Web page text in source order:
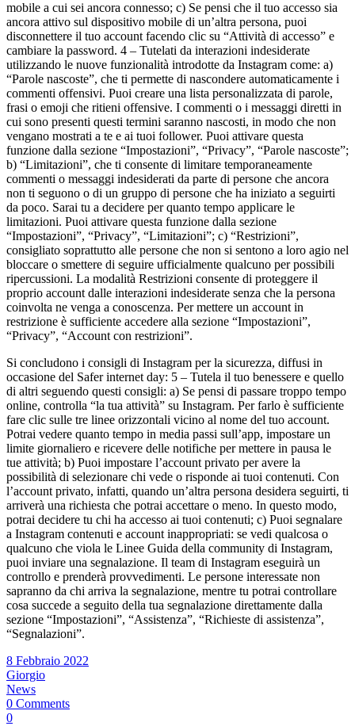
mobile a cui sei ancora connesso; c) Se pensi che il tuo accesso sia
ancora attivo sul dispositivo mobile di un’altra persona, puoi
disconnettere il tuo account facendo clic su “Attività di accesso” e
cambiare la password. 4 – Tutelati da interazioni indesiderate
utilizzando le nuove funzionalità introdotte da Instagram come: a)
“Parole nascoste”, che ti permette di nascondere automaticamente i
commenti offensivi. Puoi creare una lista personalizzata di parole,
frasi o emoji che ritieni offensive. I commenti o i messaggi diretti in
cui sono presenti questi termini saranno nascosti, in modo che non
vengano mostrati a te e ai tuoi follower. Puoi attivare questa
funzione dalla sezione “Impostazioni”, “Privacy”, “Parole nascoste”;
b) “Limitazioni”, che ti consente di limitare temporaneamente
commenti o messaggi indesiderati da parte di persone che ancora
non ti seguono o di un gruppo di persone che ha iniziato a seguirti
da poco. Sarai tu a decidere per quanto tempo applicare le
limitazioni. Puoi attivare questa funzione dalla sezione
“Impostazioni”, “Privacy”, “Limitazioni”; c) “Restrizioni”,
consigliato soprattutto alle persone che non si sentono a loro agio nel
bloccare o smettere di seguire ufficialmente qualcuno per possibili
ripercussioni. La modalità Restrizioni consente di proteggere il
proprio account dalle interazioni indesiderate senza che la persona
coinvolta ne venga a conoscenza. Per mettere un account in
restrizione è sufficiente accedere alla sezione “Impostazioni”,
“Privacy”, “Account con restrizioni”.
Si concludono i consigli di Instagram per la sicurezza, diffusi in
occasione del Saferinternetday: 5 – Tutela il tuo benessere e quello
di altri seguendo questi consigli: a) Se pensi di passare troppo tempo
online, controlla “la tua attività” su Instagram. Per farlo è sufficiente
fare clic sulle tre linee orizzontali vicino al nome del tuo account.
Potrai vedere quanto tempo in media passi sull’app, impostare un
limite giornaliero e ricevere delle notifiche per mettere in pausa le
tue attività; b) Puoi impostare l’account privato per avere la
possibilità di selezionare chi vede o risponde ai tuoi contenuti. Con
l’account privato, infatti, quando un’altra persona desidera seguirti, ti
arriverà una richiesta che potrai accettare o meno. In questo modo,
potrai decidere tu chi ha accesso ai tuoi contenuti; c) Puoi segnalare
a Instagram contenuti e account inappropriati: se vedi qualcosa o
qualcuno che viola le Linee Guida della community di Instagram,
puoi inviare una segnalazione. Il team di Instagram eseguirà un
controllo e prenderà provvedimenti. Le persone interessate non
sapranno da chi arriva la segnalazione, mentre tu potrai controllare
cosa succede a seguito della tua segnalazione direttamente dalla
sezione “Impostazioni”, “Assistenza”, “Richieste di assistenza”,
“Segnalazioni”.
8 Febbraio 2022
Giorgio
News
0 Comments
0